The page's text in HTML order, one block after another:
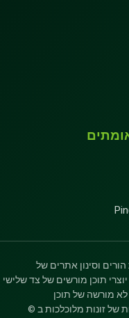
© תמונות עירום של בחורות חמות, תמונות של זונות מלוכלכות ב-